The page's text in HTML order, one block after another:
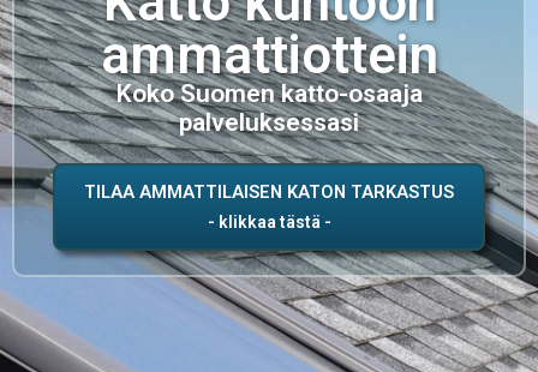
ammattiottein
Koko Suomen katto-osaaja
palveluksessasi
TILAA AMMATTILAISEN KATON TARKASTUS